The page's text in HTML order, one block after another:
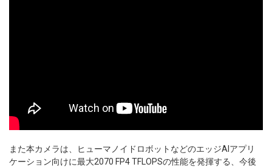
また本カメラは、ヒューマノイドロボットなどのエッジAIアプリ
ケーション向けに最大2070 FP4 TFLOPSの性能を発揮する、今後